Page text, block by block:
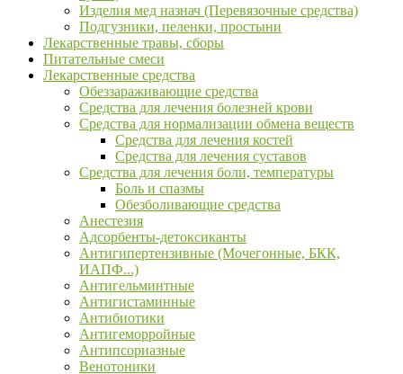
Изделия мед назнач (Перевязочные средства)
Подгузники, пеленки, простыни
Лекарственные травы, сборы
Питательные смеси
Лекарственные средства
Обеззараживающие средства
Средства для лечения болезней крови
Средства для нормализации обмена веществ
Средства для лечения костей
Средства для лечения суставов
Средства для лечения боли, температуры
Боль и спазмы
Обезболивающие средства
Анестезия
Адсорбенты-детоксиканты
Антигипертензивные (Мочегонные, БКК,
ИАПФ...)
Антигельминтные
Антигистаминные
Антибиотики
Антигеморройные
Антипсориазные
Венотоники